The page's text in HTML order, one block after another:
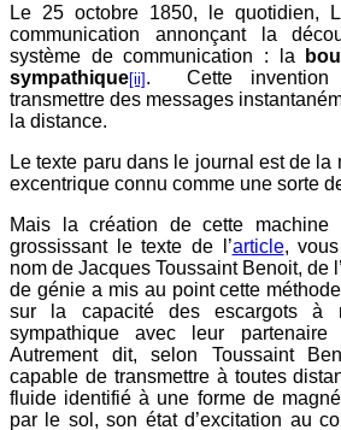
Le 25 octobre 1850, le quotidien,
communication annonçant la
système de communication : la
sympathique[ii]. Cette invention
transmettre des messages
la distance.
Le texte paru dans le journal est de
excentrique connu comme une sorte
Mais la création de cette
grossissant le texte de l’article,
nom de Jacques Toussaint Benoit, de
de génie a mis au point cette
sur la capacité des escargots à
sympathique avec leur partenaire
Autrement dit, selon Toussaint
capable de transmettre à toutes
fluide identifié à une forme de
par le sol, son état d’excitation au